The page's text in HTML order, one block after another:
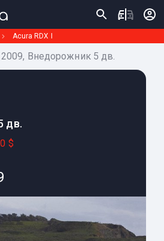
Acura RDX I
2009, Внедорожник 5 дв.
дв.
$